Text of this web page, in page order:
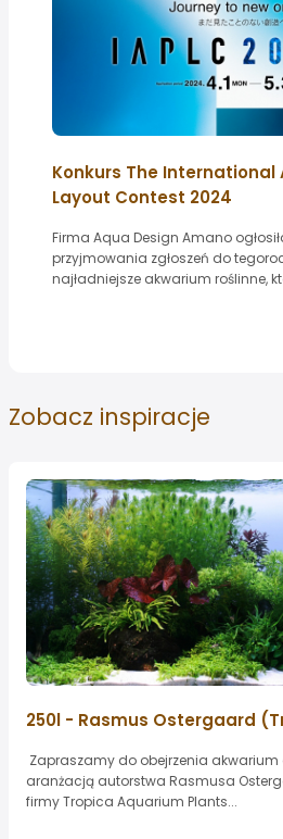
Konkurs The
Layout Contest 2024
Firma Aqua Design Amano
przyjmowania zgłoszeń do
najładniejsze akwarium roślinne,
Zobacz inspiracje
250l - Rasmus Ostergaard
Zapraszamy do obejrzenia akwarium
aranżacją autorstwa Rasmusa
firmy Tropica Aquarium Plants...